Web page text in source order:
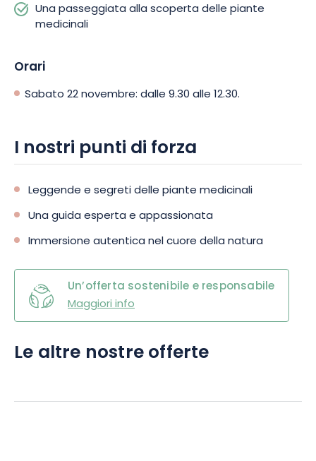
Una passeggiata alla scoperta delle piante
medicinali
Orari
Sabato 22 novembre: dalle 9.30 alle 12.30.
I nostri punti di forza
Leggende e segreti delle piante medicinali
Una guida esperta e appassionata
Immersione autentica nel cuore della natura
Un’offerta sostenibile e responsabile
Maggiori info
Le altre nostre offerte